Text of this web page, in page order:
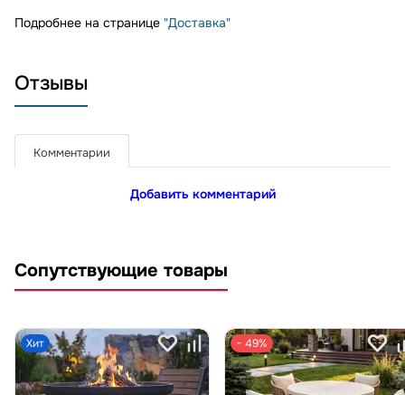
Подробнее на странице "Доставка"
Отзывы
Комментарии
Добавить комментарий
Сопутствующие товары
Хит − 49%